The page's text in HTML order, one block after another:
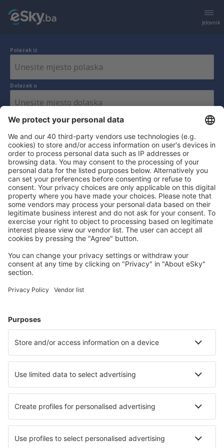
Jelovnik
Polazak iz
Dolazak u
Pretraga
Trenutno imamo tehniške
poteškoće
Pokušajte osvježiti stranicu, možda smo ih već riješili.
Osvježi stranicu